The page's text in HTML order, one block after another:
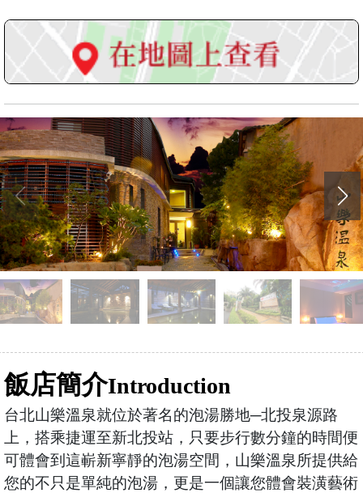
飯店簡介Introduction
台北山樂溫泉就位於著名的泡湯勝地─北投泉源路
上，搭乘捷運至新北投站，只要步行數分鐘的時間便
可體會到這嶄新寧靜的泡湯空間，山樂溫泉所提供給
您的不只是單純的泡湯，更是一個讓您體會裝潢藝術